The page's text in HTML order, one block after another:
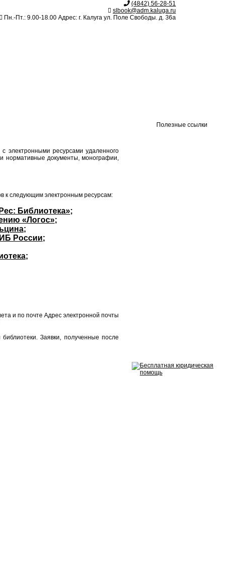
(4842) 56-28-51
slbook@adm.kaluga.ru
Пн.-Пт.: 9.00-18.00 Адрес: г. Калуга ул. Поле Свободы. д. 36а
электронными ресурсами удаленного
нормативные документы, монографии,
к следующим электронным ресурсам:
Библиотека»;
«Логос»;
России;
и по почте Адрес электронной почты
Заявки, полученные после
Полезные ссылки